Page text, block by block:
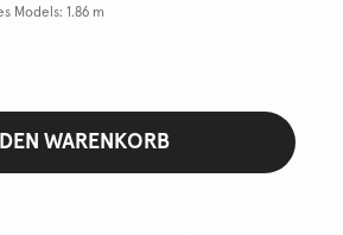
Models: 1.86 m
DEN WARENKORB